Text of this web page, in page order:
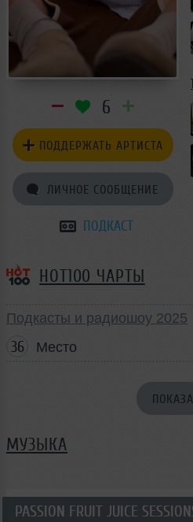
6
ПОДДЕРЖАТЬ АРТИСТА
ЛИЧНОЕ СООБЩЕНИЕ
ПОДКАСТ
HOT100 ЧАРТЫ
Подкасты и радиошоу 2025
36 Место
МУЗЫКА
PASSION FRUIT JUICE